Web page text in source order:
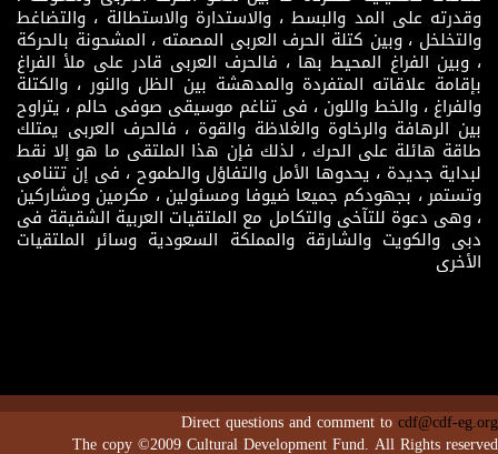
وقدرته على المد والبسط ، والاستدارة والاستطالة ، والتضاغط
والتخلخل ، وبين كتلة الحرف العربى المصمته ، المشحونة بالحركة
، وبين الفراغ المحيط بها ، فالحرف العربى قادر على ملأ الفراغ
بإقامة علاقاته المتفردة والمدهشة بين الظل والنور ، والكتلة
والفراغ ، والخط واللون ، فى تناغم موسيقى صوفى حالم ، يتراوح
بين الرهافة والرخاوة والغلاظة والقوة ، فالحرف العربى يمتلك
طاقة هائلة على الحرك ، لذلك فإن هذا الملتقى ما هو إلا نقط
لبداية جديدة ، يحدوها الأمل والتفاؤل والطموح ، فى إن تتنامى
وتستمر ، بجهودكم جميعا ضيوفا ومسئولين ، مكرمين ومشاركين
، وهى دعوة للتآخى والتكامل مع الملتقيات العربية الشقيقة فى
دبى والكويت والشارقة والمملكة السعودية وسائر الملتقيات
الأخرى
Direct questions and comment tocdf@cdf-eg.org
The copy ©2009 Cultural Development Fund. All Rights reserved